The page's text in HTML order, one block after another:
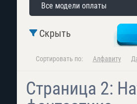
Все модели оплаты
Скрыть
Сортировать по: Алфавиту
Страница 2: